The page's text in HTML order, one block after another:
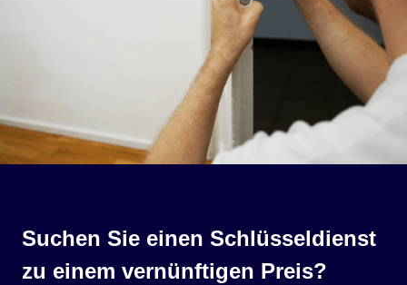
Suchen Sie einen Schlüsseldienst
zu einem vernünftigen Preis?